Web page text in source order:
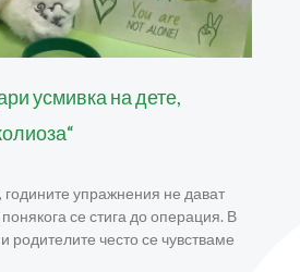
усмивка на дете,
годините упражнения не дават
се стига до операция. В
родителите често се чувстваме